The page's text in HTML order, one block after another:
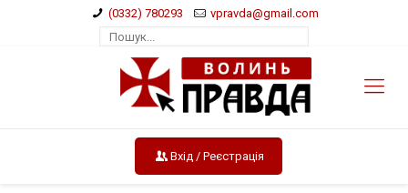
(0332) 780293 vpravda@gmail.com
Вхід / Реєстрація